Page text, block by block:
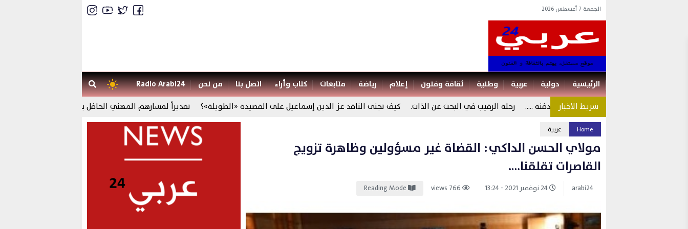
الجمعة 7 أغسطس 2026
الرئيسية دولية عربية وطنية ثقافة وفنون إعلام رياضة متابعات كتاب وأراء اتصل بنا من نحن
Radio Arabi24
سعيد مات سياسيا واكرام الميت دفنه …..
رحلة الرقيب في البحث عن الذات. كيف تجنى الناقد عز الدين إسماعيل على القصيدة «الطويلة»؟ تقديراً لمسارهم المهني الحافل بالعطاء ، المدرسة العليا
Home عربية
مولاي الحسن الداكي : القضاة غير مسؤولين وظاهرة تزويج
القاصرات تقلقنا….
arabi24